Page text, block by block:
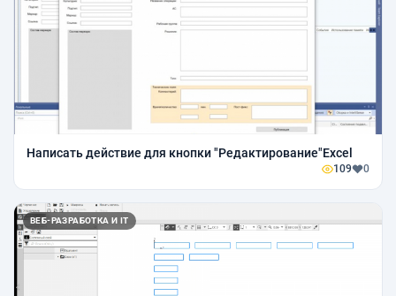
Написать действие для кнопки "Редактирование"Excel
109 0
ВЕБ-РАЗРАБОТКА И IT